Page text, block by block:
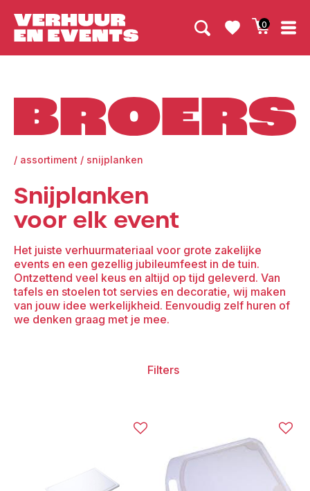
0
/ assortiment / snijplanken
Snijplanken
voor elk event
Het juiste verhuurmateriaal voor grote zakelijke
events en een gezellig jubileumfeest in de tuin.
Ontzettend veel keus en altijd op tijd geleverd. Van
tafels en stoelen tot servies en decoratie, wij maken
van jouw idee werkelijkheid. Eenvoudig zelf huren of
we denken graag met je mee.
Filters